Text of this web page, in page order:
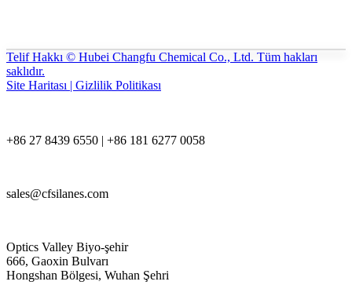
Telif Hakkı © Hubei Changfu Chemical Co., Ltd. Tüm hakları
saklıdır.
Site Haritası | Gizlilik Politikası
+86 27 8439 6550 | +86 181 6277 0058
sales@cfsilanes.com
Optics Valley Biyo-şehir
666, Gaoxin Bulvarı
Hongshan Bölgesi, Wuhan Şehri